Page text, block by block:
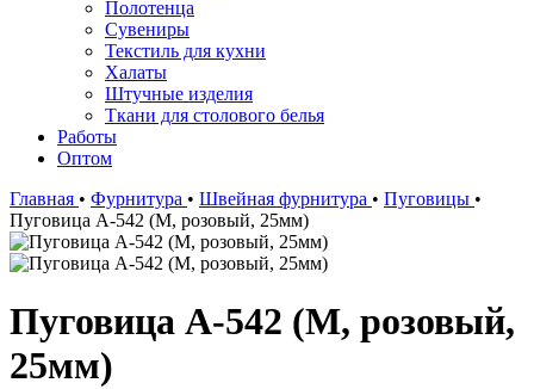
Полотенца
Сувениры
Текстиль для кухни
Халаты
Штучные изделия
Ткани для столового белья
Работы
Оптом
Главная • Фурнитура • Швейная фурнитура • Пуговицы •
Пуговица А-542 (М, розовый, 25мм)
Пуговица А-542 (М, розовый,
25мм)